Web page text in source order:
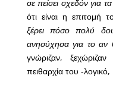
σε πείσει σχεδόν για
ότι είναι η επιτομή
ξέρει πόσο πολύ
ανησύχησα για το αν
γνώριζαν,
πειθαρχία του -